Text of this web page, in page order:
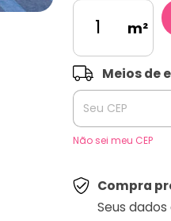
m²
Entregas para o
Meios de
Não sei meu CEP
Compra
Seus